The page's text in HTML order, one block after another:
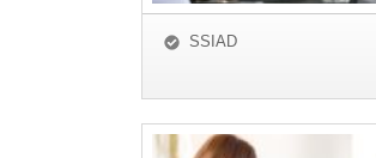
SSIAD